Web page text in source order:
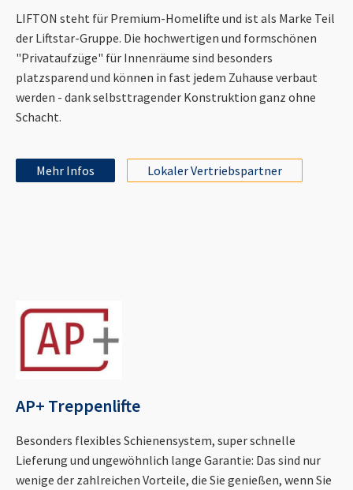
LIFTON steht für Premium-Homelifte und ist als Marke Teil
der Liftstar-Gruppe. Die hochwertigen und formschönen
"Privataufzüge" für Innenräume sind besonders
platzsparend und können in fast jedem Zuhause verbaut
werden - dank selbsttragender Konstruktion ganz ohne
Schacht.
Mehr Infos Lokaler Vertriebspartner
AP+ Treppenlifte
Besonders flexibles Schienensystem, super schnelle
Lieferung und ungewöhnlich lange Garantie: Das sind nur
wenige der zahlreichen Vorteile, die Sie genießen, wenn Sie